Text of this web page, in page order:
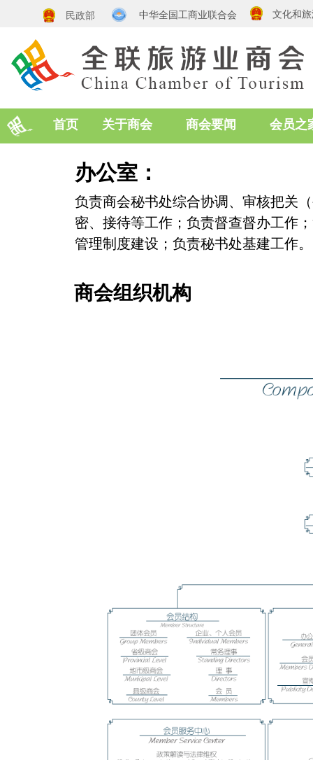
首页 关于商会 商会要闻 会员之
民政部 中华全国工商业联合会 文化和
商会组织机构
办公室：
负责商会秘书处综合协调、审核把关
密、接待等工作；负责督查督办工作
管理制度建设；负责秘书处基建工作。